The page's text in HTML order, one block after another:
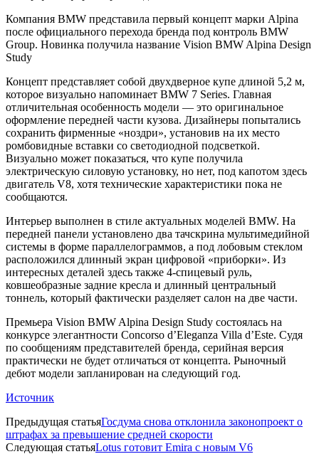
Компания BMW представила первый концепт марки Alpina
после официального перехода бренда под контроль BMW
Group. Новинка получила название Vision BMW Alpina Design
Study
Концепт представляет собой двухдверное купе длиной 5,2 м,
которое визуально напоминает BMW 7 Series. Главная
отличительная особенность модели — это оригинальное
оформление передней части кузова. Дизайнеры попытались
сохранить фирменные «ноздри», установив на их место
ромбовидные вставки со светодиодной подсветкой.
Визуально может показаться, что купе получила
электрическую силовую установку, но нет, под капотом здесь
двигатель V8, хотя технические характеристики пока не
сообщаются.
Интерьер выполнен в стиле актуальных моделей BMW. На
передней панели установлено два тачскрина мультимедийной
системы в форме параллелограммов, а под лобовым стеклом
расположился длинный экран цифровой «приборки». Из
интересных деталей здесь также 4-спицевый руль,
ковшеобразные задние кресла и длинный центральный
тоннель, который фактически разделяет салон на две части.
Премьера Vision BMW Alpina Design Study состоялась на
конкурсе элегантности Concorso d’Eleganza Villa d’Este. Судя
по сообщениям представителей бренда, серийная версия
практически не будет отличаться от концепта. Рыночный
дебют модели запланирован на следующий год.
Источник
Предыдущая статьяГосдума снова отклонила законопроект о
штрафах за превышение средней скорости
Следующая статьяLotus готовит Emira с новым V6